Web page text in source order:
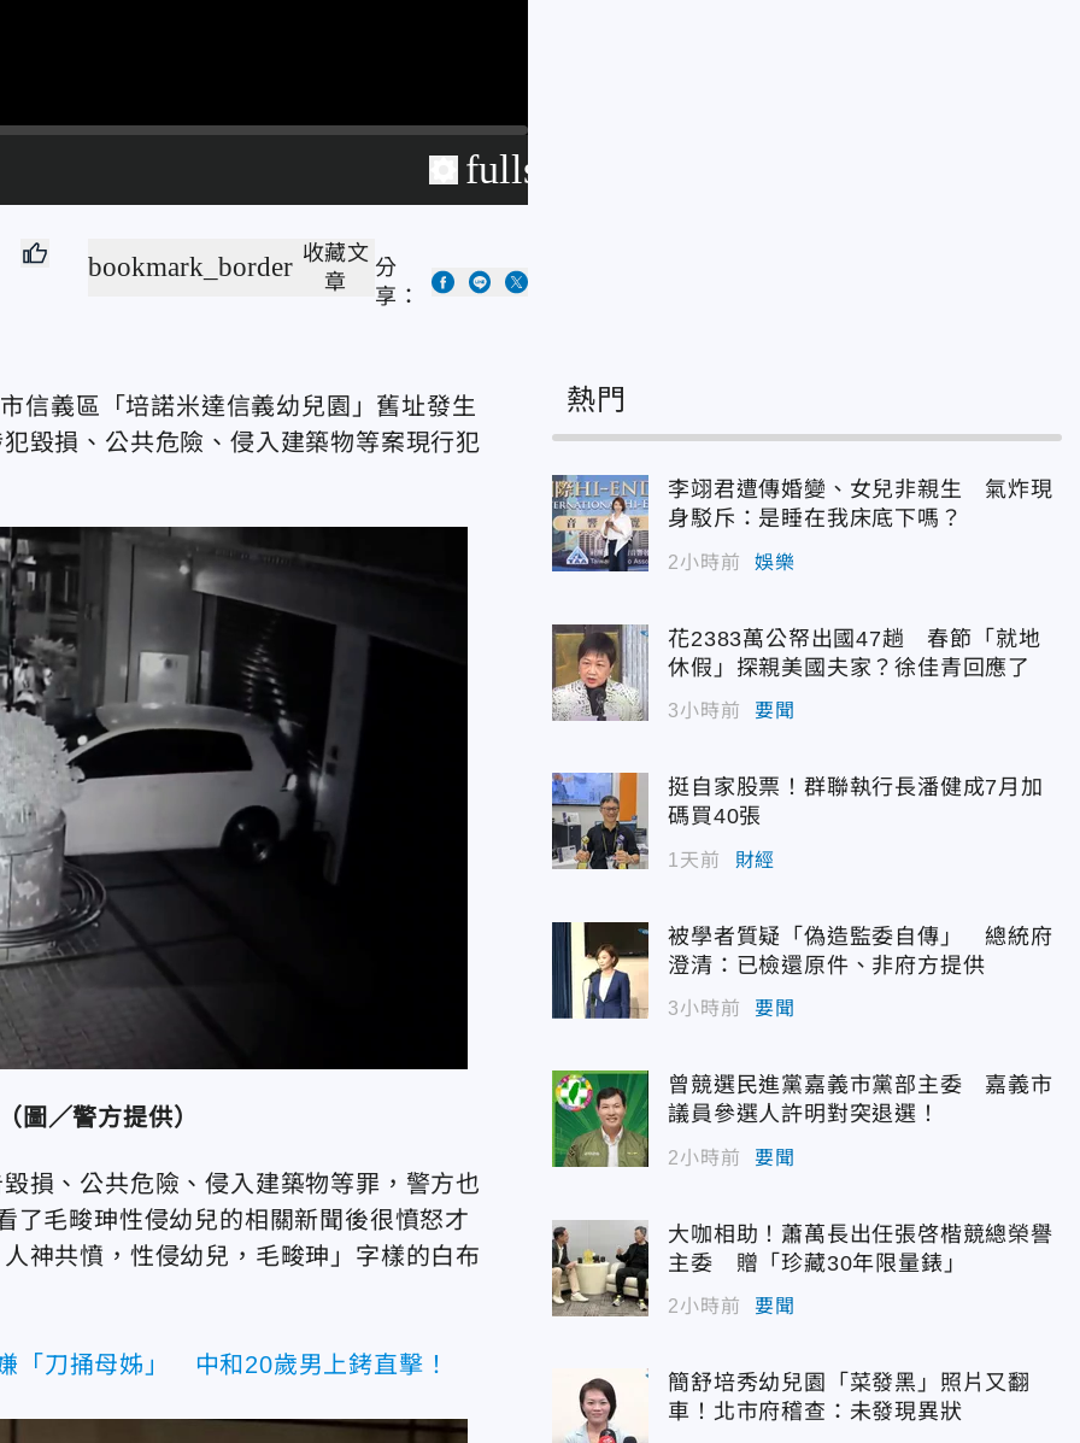
fullscreen
bookmark_border 收藏文
章
分
享：
信義區「培諾米達信義幼兒園」舊址發生
毀損、公共危險、侵入建築物等案現行犯
圖／警方提供）
損、公共危險、侵入建築物等罪，警方也
了毛畯珅性侵幼兒的相關新聞後很憤怒才
神共憤，性侵幼兒，毛畯珅」字樣的白布
「刀捅母姊」 中和20歲男上銬直擊！
熱門
李翊君遭傳婚變、女兒非親生 氣炸現
身駁斥：是睡在我床底下嗎？
2小時前 娛樂
花2383萬公帑出國47趟 春節「就地
休假」探親美國夫家？徐佳青回應了
3小時前 要聞
挺自家股票！群聯執行長潘健成7月加
碼買40張
1天前 財經
被學者質疑「偽造監委自傳」 總統府
澄清：已檢還原件、非府方提供
3小時前 要聞
曾競選民進黨嘉義市黨部主委 嘉義市
議員參選人許明對突退選！
2小時前 要聞
大咖相助！蕭萬長出任張啓楷競總榮譽
主委 贈「珍藏30年限量錶」
2小時前 要聞
簡舒培秀幼兒園「菜發黑」照片又翻
車！北市府稽查：未發現異狀